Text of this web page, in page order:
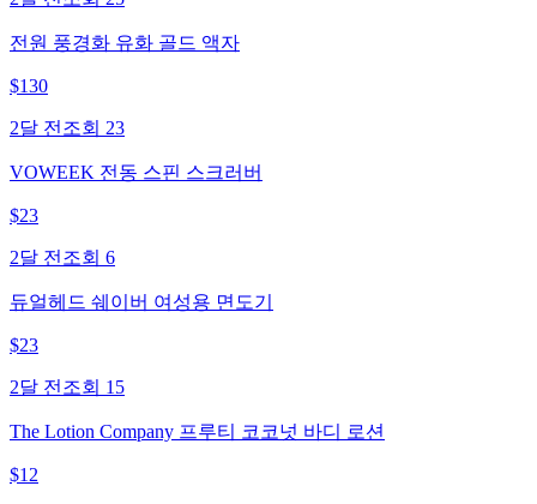
전원 풍경화 유화 골드 액자
$130
2달 전 조회 23
VOWEEK 전동 스핀 스크러버
$23
2달 전 조회 6
듀얼헤드 쉐이버 여성용 면도기
$23
2달 전 조회 15
The Lotion Company 프루티 코코넛 바디 로션
$12